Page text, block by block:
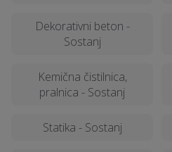
Dekorativni beton -
Sostanj
Kemična čistilnica,
pralnica - Sostanj
Statika - Sostanj